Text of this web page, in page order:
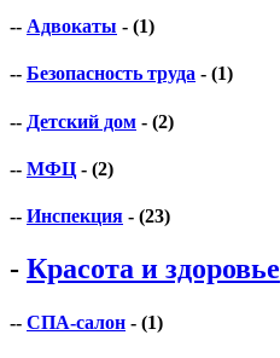
-- Адвокаты - (1)
-- Безопасность труда - (1)
-- Детский дом - (2)
-- МФЦ - (2)
-- Инспекция - (23)
- Красота и здоровье
-- СПА-салон - (1)